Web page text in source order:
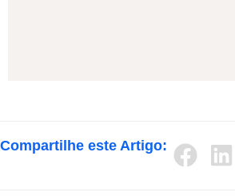
Compartilhe este Artigo: